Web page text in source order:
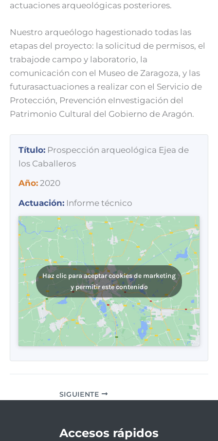
actuaciones arqueológicas posteriores.
Nuestro arqueólogo hagestionado todas las
etapas del proyecto: la solicitud de permisos, el
trabajode campo y laboratorio, la
comunicación con el Museo de Zaragoza, y las
futurasactuaciones a realizar con el Servicio de
Protección, Prevención eInvestigación del
Patrimonio Cultural del Gobierno de Aragón.
Título: Prospección arqueológica Ejea de
los Caballeros
Año: 2020
Actuación: Informe técnico
Haz clic para aceptar cookies de marketing
y permitir este contenido
SIGUIENTE
Accesos rápidos